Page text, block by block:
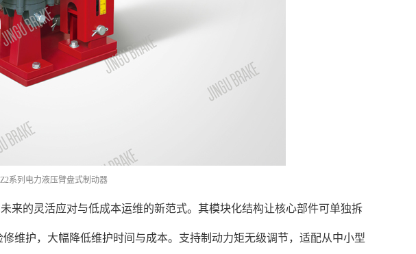
系列电力液压臂盘式制动器
来的灵活应对与低成本运维的新范式。其模块化结构让核心部件可单独拆
维护，大幅降低维护时间与成本。支持制动力矩无级调节，适配从中小型